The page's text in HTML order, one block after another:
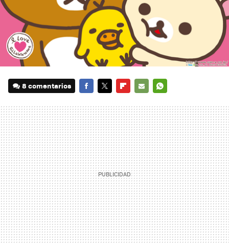
8 comentarios
MAIL